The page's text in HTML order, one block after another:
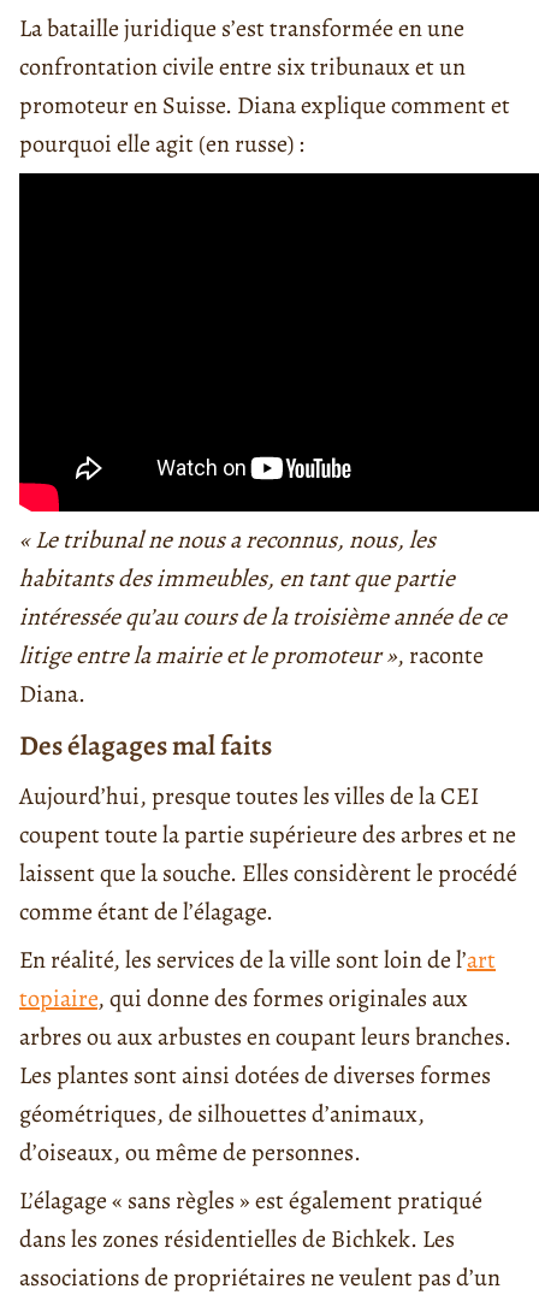
La bataille juridique s’est transformée en une
confrontation civile entre six tribunaux et un
promoteur en Suisse. Diana explique comment et
pourquoi elle agit (en russe) :
« Le tribunal ne nous a reconnus, nous, les
habitants des immeubles, en tant que partie
intéressée qu’au cours de la troisième année de ce
litige entre la mairie et le promoteur », raconte
Diana.
Des élagages mal faits
Aujourd’hui, presque toutes les villes de la CEI
coupent toute la partie supérieure des arbres et ne
laissent que la souche. Elles considèrent le procédé
comme étant de l’élagage.
En réalité, les services de la ville sont loin de l’art
topiaire, qui donne des formes originales aux
arbres ou aux arbustes en coupant leurs branches.
Les plantes sont ainsi dotées de diverses formes
géométriques, de silhouettes d’animaux,
d’oiseaux, ou même de personnes.
L’élagage « sans règles » est également pratiqué
dans les zones résidentielles de Bichkek. Les
associations de propriétaires ne veulent pas d’un